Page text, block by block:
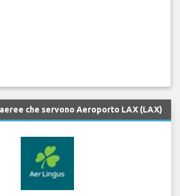
che servono Aeroporto LAX (LAX)